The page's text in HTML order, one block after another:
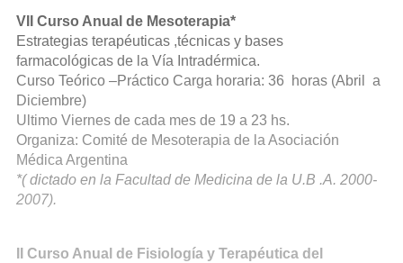
VII Curso Anual de Mesoterapia*
Estrategias terapéuticas ,técnicas y bases
farmacológicas de la Vía Intradérmica.
Curso Teórico –Práctico Carga horaria: 36 horas (Abril a
Diciembre)
Ultimo Viernes de cada mes de 19 a 23 hs.
Organiza: Comité de Mesoterapia de la Asociación
Médica Argentina
*( dictado en la Facultad de Medicina de la U.B .A. 2000-
2007).
II Curso Anual de Fisiología y Terapéutica del